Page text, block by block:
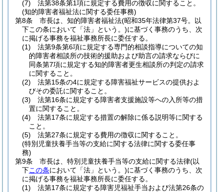
(7)
法第38条第1項に規定する費用の徴収に関すること。
(知的障害者福祉法に関する委任事務)
第8条
市長は、知的障害者福祉法(昭和35年法律第37号。以
下この条において「法」という。)に基づく事務のうち、次
に掲げる事務を福祉事務所長に委任する。
(1)
法第9条第6項に規定する専門的相談指導についての知
的障害者相談所の技術的援助および助言の請求ならびに
同条第7項に規定する知的障害者更生相談所の判定の請求
に関すること。
(2)
法第15条の4に規定する障害福祉サービスの提供およ
びその委託に関すること。
(3)
法第16条に規定する障害者支援施設等への入所等の措
置に関すること。
(4)
法第17条に規定する措置の解除に係る説明等に関する
こと。
(5)
法第27条に規定する費用の徴収に関すること。
(特別児童扶養手当等の支給に関する法律に関する委任事
務)
第9条
市長は、特別児童扶養手当等の支給に関する法律(以
下この条において「法」という。)に基づく事務のうち、次
に掲げる事務を福祉事務所長に委任する。
(1)
法第17条に規定する障害児福祉手当および法第26条の